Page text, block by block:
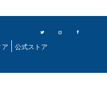
ア
公式ストア